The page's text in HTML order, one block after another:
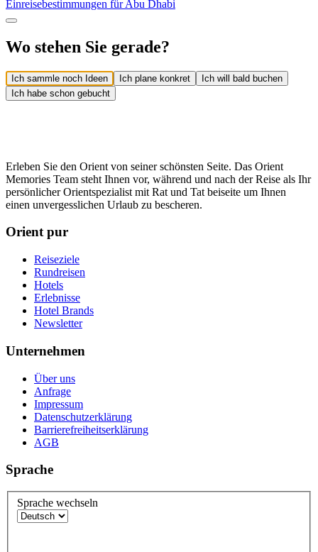
Einreisebestimmungen für Abu Dhabi
Wo stehen Sie gerade?
Ich sammle noch Ideen Ich plane konkret
Ich will bald buchen
Ich habe schon gebucht
Erleben Sie den Orient von seiner schönsten Seite. Das Orient
Memories Team steht Ihnen vor, während und nach der Reise als Ihr
persönlicher Orientspezialist mit Rat und Tat beiseite um Ihnen
einen unvergesslichen Urlaub zu bescheren.
Orient pur
Reiseziele
Rundreisen
Hotels
Erlebnisse
Hotel Brands
Newsletter
Unternehmen
Über uns
Anfrage
Impressum
Datenschutzerklärung
Barrierefreiheitserklärung
AGB
Sprache
Sprache wechseln